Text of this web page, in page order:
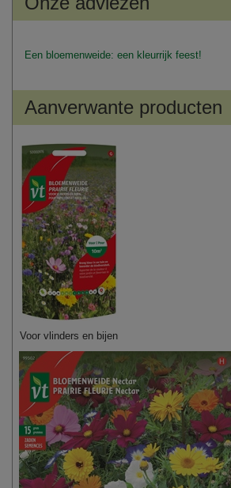
Een bloemenweide: een kleurrijk feest!
Aanverwante producten
Voor vlinders en bijen